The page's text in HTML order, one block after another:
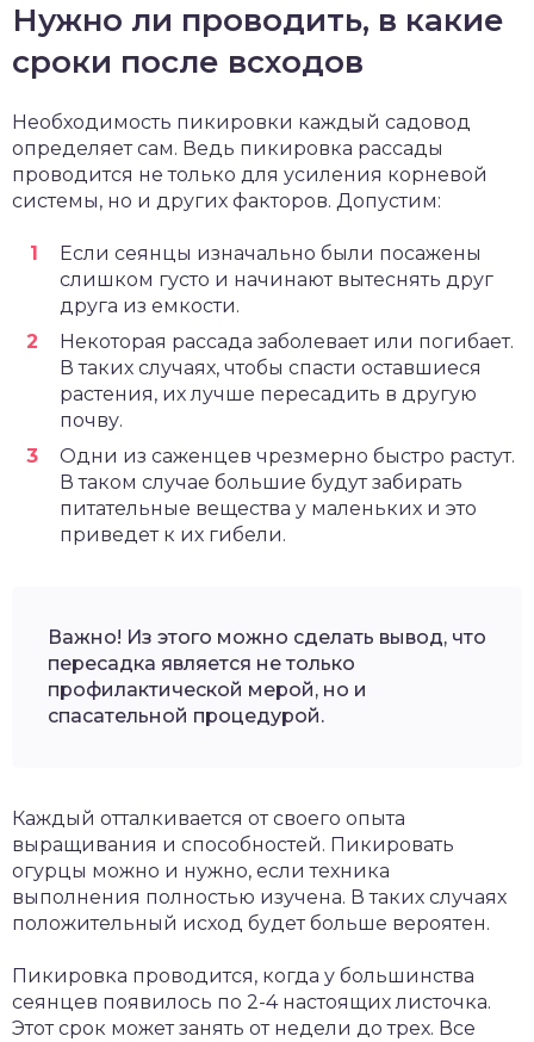
Нужно ли проводить, в какие
сроки после всходов
Необходимость пикировки каждый садовод
определяет сам. Ведь пикировка рассады
проводится не только для усиления корневой
системы, но и других факторов. Допустим:
Если сеянцы изначально были посажены
слишком густо и начинают вытеснять друг
друга из емкости.
Некоторая рассада заболевает или погибает.
В таких случаях, чтобы спасти оставшиеся
растения, их лучше пересадить в другую
почву.
Одни из саженцев чрезмерно быстро растут.
В таком случае большие будут забирать
питательные вещества у маленьких и это
приведет к их гибели.
Важно! Из этого можно сделать вывод, что
пересадка является не только
профилактической мерой, но и
спасательной процедурой.
Каждый отталкивается от своего опыта
выращивания и способностей. Пикировать
огурцы можно и нужно, если техника
выполнения полностью изучена. В таких случаях
положительный исход будет больше вероятен.
Пикировка проводится, когда у большинства
сеянцев появилось по 2-4 настоящих листочка.
Этот срок может занять от недели до трех. Все